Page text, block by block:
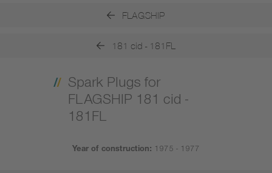
FLAGSHIP
181 cid - 181FL
Spark Plugs for
FLAGSHIP 181 cid -
181FL
Year of construction: 1975 - 1977